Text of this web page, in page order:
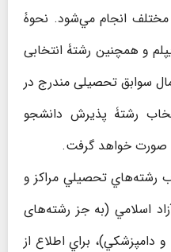
مختلف انجام مي‌شود. نحوۀ
و همچنین رشتۀ انتخابی
سوابق تحصیلی مندرج در
رشتۀ پذیرش دانشجو
صورت خواهد گرفت.
رشته‌هاي تحصيلي مراكز و
اسلامي (به جز رشته‌‌های
دامپزشکي)، براي اطلاع از